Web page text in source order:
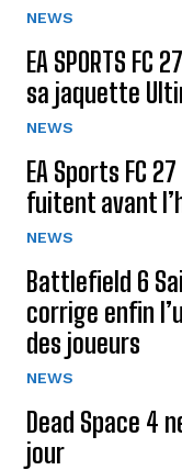
NEWS
EA SPORTS
sa jaquette
NEWS
EA Sports FC
fuitent avant
NEWS
Battlefield 6
corrige enfin
des joueurs
NEWS
Dead Space 4
jour